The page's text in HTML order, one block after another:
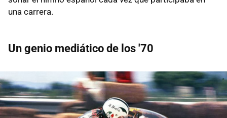
una carrera.
Un genio mediático de los '70